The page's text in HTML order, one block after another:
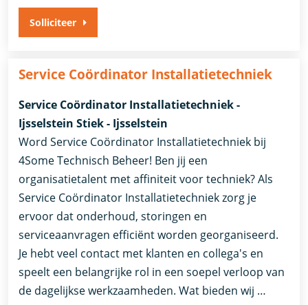
Solliciteer
Service Coördinator Installatietechniek
Service Coördinator Installatietechniek -
Ijsselstein Stiek - Ijsselstein
Word Service Coördinator Installatietechniek bij
4Some Technisch Beheer! Ben jij een
organisatietalent met affiniteit voor techniek? Als
Service Coördinator Installatietechniek zorg je
ervoor dat onderhoud, storingen en
serviceaanvragen efficiënt worden georganiseerd.
Je hebt veel contact met klanten en collega's en
speelt een belangrijke rol in een soepel verloop van
de dagelijkse werkzaamheden. Wat bieden wij …